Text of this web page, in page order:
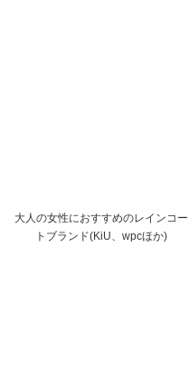
大人の女性におすすめのレインコー
トブランド(KiU、wpcほか)